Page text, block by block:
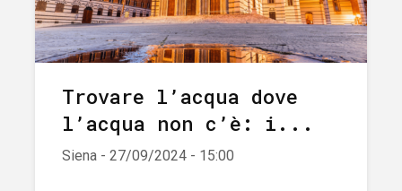
Trovare l’acqua dove
l’acqua non c’è: i...
Siena - 27/09/2024 - 15:00